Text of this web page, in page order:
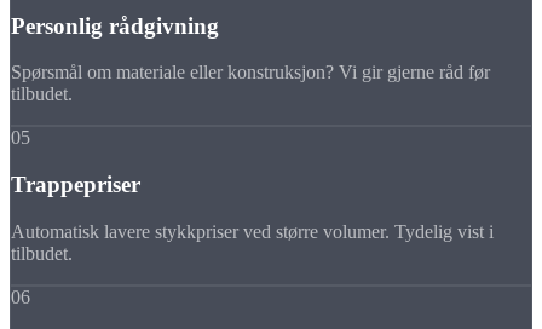
Personlig rådgivning
Spørsmål om materiale eller konstruksjon? Vi gir gjerne råd før
tilbudet.
05
Trappepriser
Automatisk lavere stykkpriser ved større volumer. Tydelig vist i
tilbudet.
06